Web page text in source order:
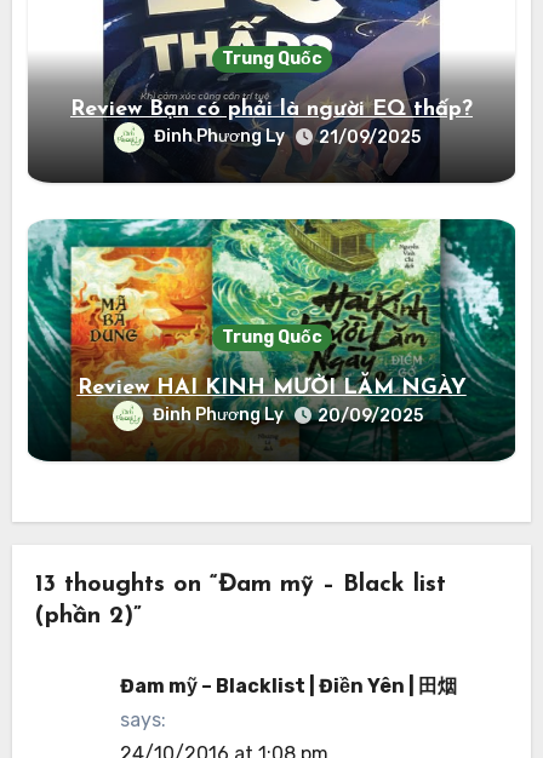
Trung Quốc
Review Bạn có phải là người EQ thấp?
Đinh Phương Ly 21/09/2025
Trung Quốc
Review HAI KINH MƯỜI LĂM NGÀY
Đinh Phương Ly 20/09/2025
13 thoughts on “Đam mỹ – Black list
(phần 2)”
Đam mỹ – Blacklist | Điền Yên | 田烟
says: